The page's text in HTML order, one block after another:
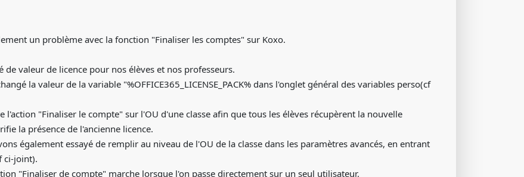
un problème avec la fonction "Finaliser les comptes" sur Koxo.
de valeur de licence pour nos élèves et nos professeurs.
la valeur de la variable "%OFFICE365_LICENSE_PACK% dans l'onglet général des variables perso(cf
l'action "Finaliser le compte" sur l'OU d'une classe afin que tous les élèves récupèrent la nouvelle
la présence de l'ancienne licence.
également essayé de remplir au niveau de l'OU de la classe dans les paramètres avancés, en entrant
ci-joint).
"Finaliser de compte" marche lorsque l'on passe directement sur un seul utilisateur.